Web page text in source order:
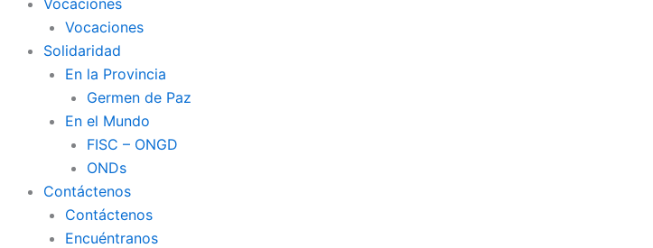
Vocaciones
Solidaridad
En la Provincia
Germen de Paz
En el Mundo
FISC – ONGD
ONDs
Contáctenos
Contáctenos
Encuéntranos